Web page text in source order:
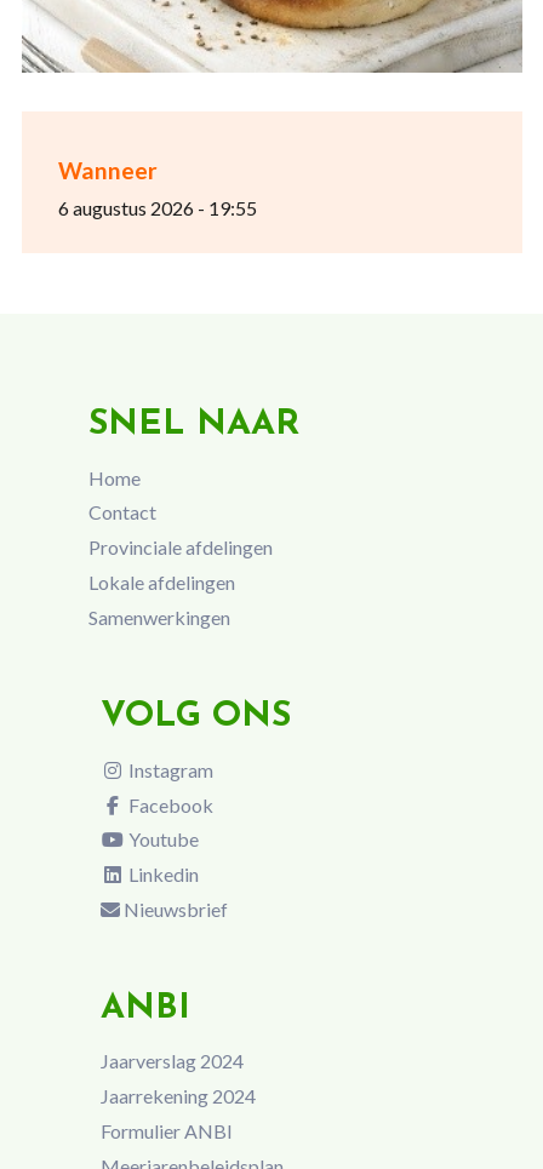
Wanneer
6 augustus 2026 - 19:55
SNEL NAAR
Home
Contact
Provinciale afdelingen
Lokale afdelingen
Samenwerkingen
VOLG ONS
Instagram
Facebook
Youtube
Linkedin
Nieuwsbrief
ANBI
Jaarverslag 2024
Jaarrekening 2024
Formulier ANBI